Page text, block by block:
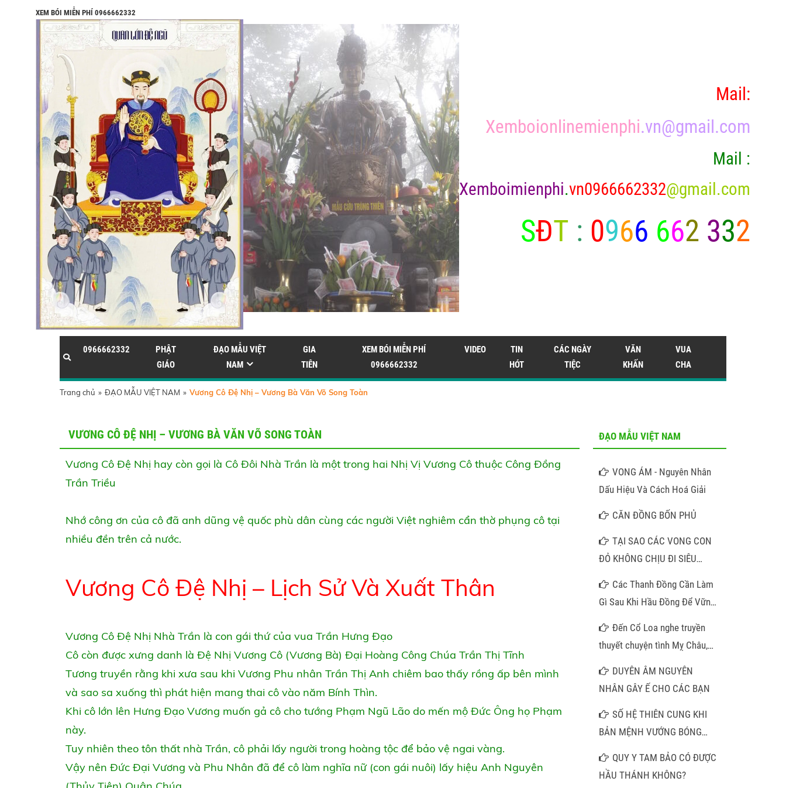
XEM BÓI MIỄN PHÍ 0966662332
Mail:
Xemboionlinemienphi.vn@gmail.com
Mail :
Xemboimienphi.vn0966662332@gmail.com
SĐT : 0966 662 332
0966662332
PHẬT
GIÁO
ĐẠO MẪU VIỆT
NAM
GIA
TIÊN
XEM BÓI MIỄN PHÍ
0966662332
VIDEO
TIN
HÓT
CÁC NGÀY
TIỆC
VĂN
KHẤN
VUA
CHA
Trang chủ » ĐẠO MẪU VIỆT NAM » Vương Cô Đệ Nhị – Vương Bà Văn Võ Song Toàn
VƯƠNG CÔ ĐỆ NHỊ – VƯƠNG BÀ VĂN VÕ SONG TOÀN
Vương Cô Đệ Nhị hay còn gọi là Cô Đôi Nhà Trần là một trong hai Nhị Vị Vương Cô thuộc Công Đồng
Trần Triều
Nhớ công ơn của cô đã anh dũng vệ quốc phù dân cùng các người Việt nghiêm cẩn thờ phụng cô tại
nhiều đền trên cả nước.
Vương Cô Đệ Nhị – Lịch Sử Và Xuất Thân
Vương Cô Đệ Nhị Nhà Trần là con gái thứ của vua Trần Hưng Đạo
Cô còn được xưng danh là Đệ Nhị Vương Cô (Vương Bà) Đại Hoàng Công Chúa Trần Thị Tĩnh
Tương truyền rằng khi xưa sau khi Vương Phu nhân Trần Thị Anh chiêm bao thấy rồng ấp bên mình
và sao sa xuống thì phát hiện mang thai cô vào năm Bính Thìn.
Khi cô lớn lên Hưng Đạo Vương muốn gả cô cho tướng Phạm Ngũ Lão do mến mộ Đức Ông họ Phạm
này.
Tuy nhiên theo tôn thất nhà Trần, cô phải lấy người trong hoàng tộc để bảo vệ ngai vàng.
Vậy nên Đức Đại Vương và Phu Nhân đã để cô làm nghĩa nữ (con gái nuôi) lấy hiệu Anh Nguyên
ĐẠO MẪU VIỆT NAM
VONG ÁM - Nguyên Nhân
Dấu Hiệu Và Cách Hoá Giải
CĂN ĐỒNG BỐN PHỦ
TẠI SAO CÁC VONG CON
ĐỎ KHÔNG CHỊU ĐI SIÊU
Các Thanh Đồng Cần Làm
Gì Sau Khi Hầu Đồng Để Vững
Đến Cổ Loa nghe truyền
thuyết chuyện tình Mỵ Châu,
thăm pho tượng đá trong am
DUYÊN ÂM NGUYÊN
NHÂN GÂY Ế CHO CÁC BẠN
SỐ HỆ THIÊN CUNG KHI
BẢN MỆNH VƯỚNG BÓNG
CÀN KHÔN VÀ LỜI GIẢI MÃ
CHO NHỮNG TRUÂN CHUYÊN
QUY Y TAM BẢO CÓ ĐƯỢC
HẦU THÁNH KHÔNG?